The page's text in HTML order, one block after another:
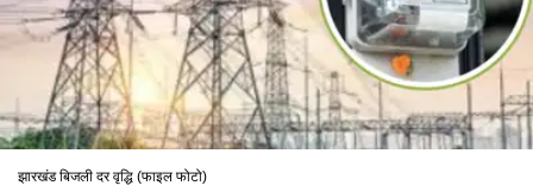
झारखंड बिजली दर वृद्धि (फाइल फोटो)